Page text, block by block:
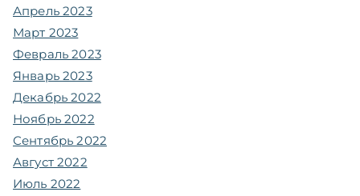
Апрель 2023
Март 2023
Февраль 2023
Январь 2023
Декабрь 2022
Ноябрь 2022
Сентябрь 2022
Август 2022
Июль 2022